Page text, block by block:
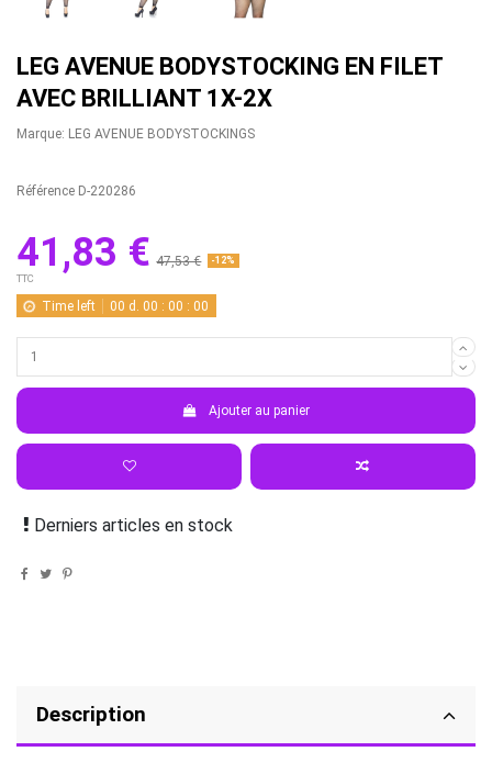
LEG AVENUE BODYSTOCKING EN FILET
AVEC BRILLIANT 1X-2X
Marque: LEG AVENUE BODYSTOCKINGS
Référence D-220286
41,83 € 47,53 € -12%
TTC
Time left 00 d. 00 :00 :00
Ajouter au panier
Derniers articles en stock
Description